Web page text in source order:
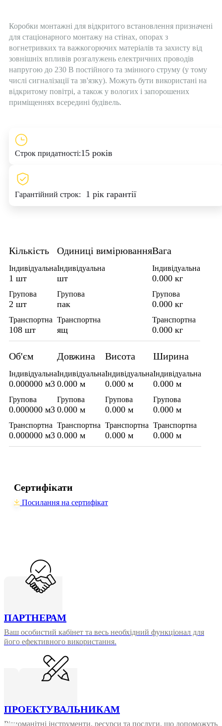
Коробки монтажні для відкритого встановлення призначені
для стаціонарного монтажу на стінах, опорах з
вогнетривких та важкогорючих матеріалів та захисту від
зовнішніх впливів розгалужень електричних проводів
напругою до 230 В постійного та змінного струму (у тому
числі сигналізації та зв'язку). Можуть бути використані на
відкритому повітрі, а також у вологих і запорошених
приміщеннях всередині будівель.
Строк придатності:15 років
Гарантійний строк: 1 рік гарантії
Кількість
Індивідуальна
1 шт
Групова
2 шт
Транспортна
108 шт
Одиниці вимірювання
Індивідуальна
шт
Групова
пак
Транспортна
ящ
Вага
Індивідуальна
0.000 кг
Групова
0.000 кг
Транспортна
0.000 кг
Об'єм
Індивідуальна
0.000000 м3
Групова
0.000000 м3
Транспортна
0.000000 м3
Довжина
Індивідуальна
0.000 м
Групова
0.000 м
Транспортна
0.000 м
Висота
Індивідуальна
0.000 м
Групова
0.000 м
Транспортна
0.000 м
Ширина
Індивідуальна
0.000 м
Групова
0.000 м
Транспортна
0.000 м
Сертифікати
Посилання на сертифікат
ПАРТНЕРАМ
Ваш особистий кабінет та весь необхідний функціонал для
його ефективного використання.
ПРОЕКТУВАЛЬНИКАМ
Різноманітні інструменти, ресурси та послуги, що допоможуть